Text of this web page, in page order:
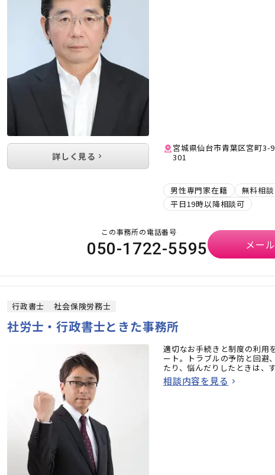
宮城県仙台市青葉区宮町
301
男性専門家在籍 無料相
平日19時以降相談可
詳しく見る
この事務所の電話番号
050-1722-5595 メー
行政書士 社会保険労務士
社労士・行政書士ときた事務所
適切なお手続きと制度の利用
ート。トラブルの予防と回避
たり、悩んだりしたときは、
相談内容を見る